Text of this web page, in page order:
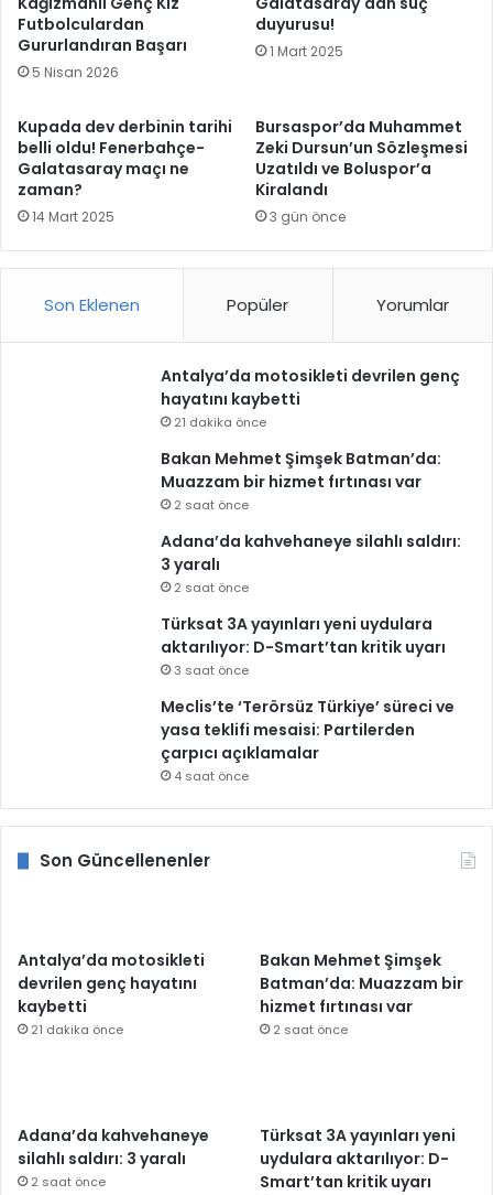
Futbolculardan
Gururlandıran Başarı
5 Nisan 2026
duyurusu!
1 Mart 2025
Kupada dev derbinin tarihi
belli oldu! Fenerbahçe-
Galatasaray maçı ne
zaman?
14 Mart 2025
Bursaspor’da Muhammet
Zeki Dursun’un Sözleşmesi
Uzatıldı ve Boluspor’a
Kiralandı
3 gün önce
Son Eklenen Popüler Yorumlar
Antalya’da motosikleti devrilen genç
hayatını kaybetti
21 dakika önce
Bakan Mehmet Şimşek Batman’da:
Muazzam bir hizmet fırtınası var
2 saat önce
Adana’da kahvehaneye silahlı saldırı:
3 yaralı
2 saat önce
Türksat 3A yayınları yeni uydulara
aktarılıyor: D-Smart’tan kritik uyarı
3 saat önce
Meclis’te ‘Terörsüz Türkiye’ süreci ve
yasa teklifi mesaisi: Partilerden
çarpıcı açıklamalar
4 saat önce
Son Güncellenenler
Antalya’da motosikleti
devrilen genç hayatını
kaybetti
21 dakika önce
Bakan Mehmet Şimşek
Batman’da: Muazzam bir
hizmet fırtınası var
2 saat önce
Adana’da kahvehaneye
silahlı saldırı: 3 yaralı
2 saat önce
Türksat 3A yayınları yeni
uydulara aktarılıyor: D-
Smart’tan kritik uyarı